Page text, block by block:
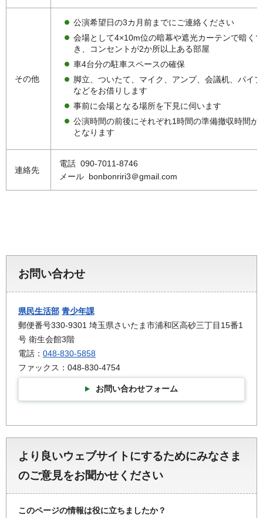
その他
公演希望日の3カ月前までにご連絡ください
会場として4×10m位の暗幕や遮光カーテンで暗くで
き、コンセントが2か所以上ある部屋
車4台分の駐車スペースの確保
脚立、ついたて、マイク、アンプ、会議机、パイ
などをお借りします
事前に会場となる場所を下見に伺います
公演時間の前後にそれぞれ1時間の準備撤収時間が
となります
連絡先
電話 090-7011-8746
メール bonbonriri3＠gmail.com
お問い合わせ
県民生活部 青少年課
郵便番号330-9301 埼玉県さいたま市浦和区高砂三丁目15番1
号 衛生会館3階
電話： 048-830-5858
ファックス：048-830-4754
お問い合わせフォーム
より良いウェブサイトにするためにみなさま
のご意見をお聞かせください
このページの情報は役に立ちましたか？